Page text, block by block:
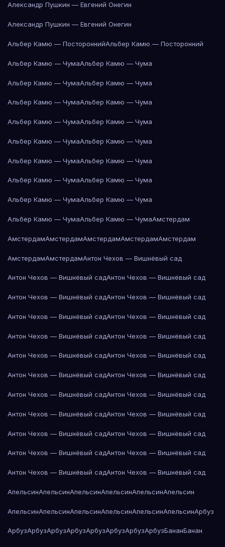
Александр Пушкин — Евгений Онегин
Александр Пушкин — Евгений Онегин
Альбер Камю — ПостороннийАльбер Камю — Посторонний
Альбер Камю — ЧумаАльбер Камю — Чума
Альбер Камю — ЧумаАльбер Камю — Чума
Альбер Камю — ЧумаАльбер Камю — Чума
Альбер Камю — ЧумаАльбер Камю — Чума
Альбер Камю — ЧумаАльбер Камю — Чума
Альбер Камю — ЧумаАльбер Камю — Чума
Альбер Камю — ЧумаАльбер Камю — Чума
Альбер Камю — ЧумаАльбер Камю — Чума
Альбер Камю — ЧумаАльбер Камю — ЧумаАмстердам
АмстердамАмстердамАмстердамАмстердамАмстердам
АмстердамАмстердамАнтон Чехов — Вишнёвый сад
Антон Чехов — Вишнёвый садАнтон Чехов — Вишнёвый сад
Антон Чехов — Вишнёвый садАнтон Чехов — Вишнёвый сад
Антон Чехов — Вишнёвый садАнтон Чехов — Вишнёвый сад
Антон Чехов — Вишнёвый садАнтон Чехов — Вишнёвый сад
Антон Чехов — Вишнёвый садАнтон Чехов — Вишнёвый сад
Антон Чехов — Вишнёвый садАнтон Чехов — Вишнёвый сад
Антон Чехов — Вишнёвый садАнтон Чехов — Вишнёвый сад
Антон Чехов — Вишнёвый садАнтон Чехов — Вишнёвый сад
Антон Чехов — Вишнёвый садАнтон Чехов — Вишнёвый сад
Антон Чехов — Вишнёвый садАнтон Чехов — Вишнёвый сад
Антон Чехов — Вишнёвый садАнтон Чехов — Вишнёвый сад
АпельсинАпельсинАпельсинАпельсинАпельсинАпельсин
АпельсинАпельсинАпельсинАпельсинАпельсинАпельсинАрбуз
АрбузАрбузАрбузАрбузАрбузАрбузАрбузАрбузБананБанан